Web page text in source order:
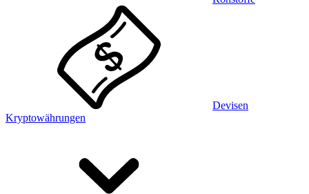
Devisen
Kryptowährungen